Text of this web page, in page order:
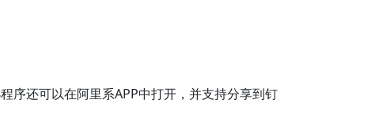
序还可以在阿里系APP中打开，并支持分享到钉